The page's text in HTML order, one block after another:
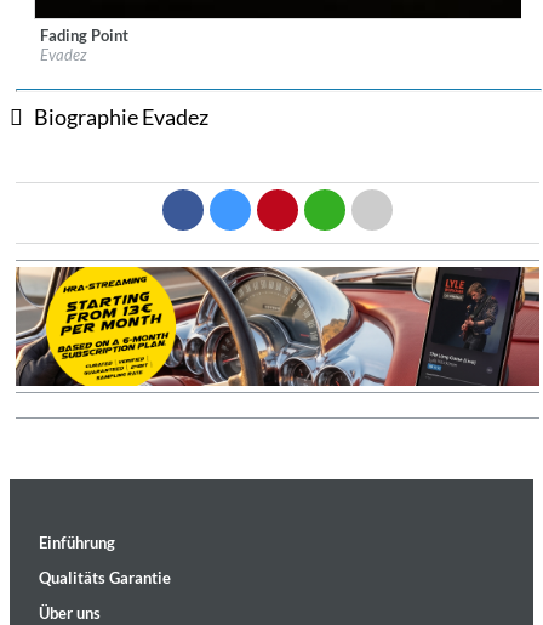
Label:Sine Music
Genre:
Fading Point
Evadez
Biographie Evadez
Einführung
Qualitäts Garantie
Über uns